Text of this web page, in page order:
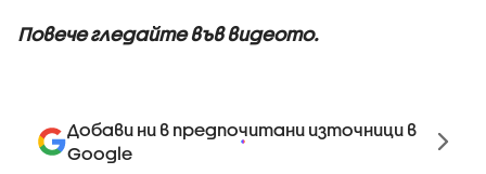
Повече гледайте във видеото.
Добави ни в предпочитани източници в
Google